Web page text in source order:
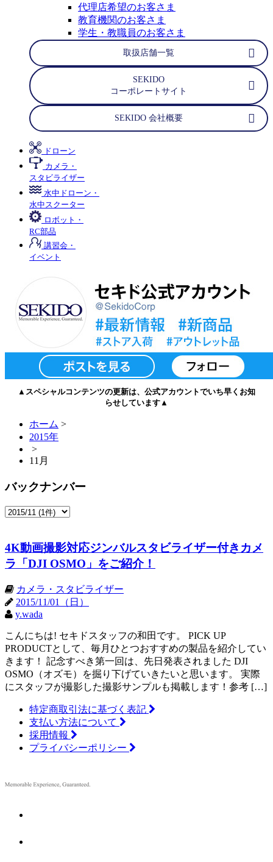
代理店希望のお客さま
教育機関のお客さま
学生・教職員のお客さま
取扱店舗一覧
SEKIDO
コーポレートサイト
SEKIDO 会社概要
ドローン
カメラ・
スタビライザー
水中ドローン・
水中スクーター
ロボット・
RC部品
講習会・
イベント
▲スペシャルコンテンツの更新は、公式アカウントでいち早くお知
らせしています▲
ホーム >
2015年
>
11月
バックナンバー
4K動画撮影対応ジンバルスタビライザー付きカメ
ラ「DJI OSMO」をご紹介！
カメラ・スタビライザー
2015/11/01（日）
y.wada
こんにちは! セキドスタッフの和田です。 PICK UP
PRODUCTとして、毎月ひとつおすすめの製品を紹介してい
きます！ 記念すべき第一回は、先日発表されました DJI
OSMO（オズモ）を掘り下げていきたいと思います。 実際
にスタッフが撮影した撮影サンプルも掲載します！参考 […]
特定商取引法に基づく表記
支払い方法について
採用情報
プライバシーポリシー